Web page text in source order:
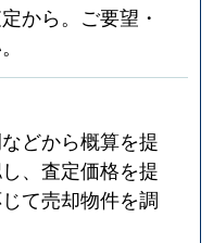
から。ご要望・
どから概算を提
、査定価格を提
て売却物件を調